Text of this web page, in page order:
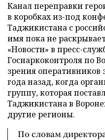
Канал переправки
в коробках из-под
Таджикистана с
имя пока не
«Новости» в пресс-
Госнаркоконтроля по
зрения оперативников
года назад, когда
группу, которая
Таджикистана в
другие регионы.
По словам